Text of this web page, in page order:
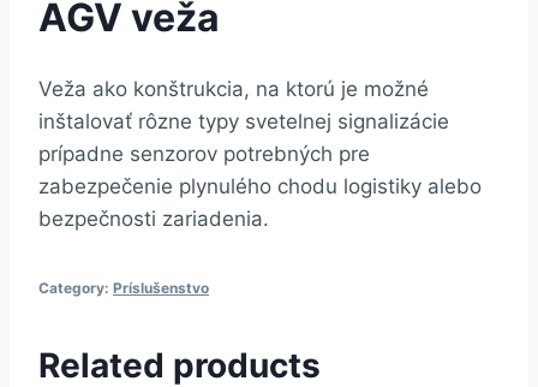
AGV veža
Veža ako konštrukcia, na ktorú je možné
inštalovať rôzne typy svetelnej signalizácie
prípadne senzorov potrebných pre
zabezpečenie plynulého chodu logistiky alebo
bezpečnosti zariadenia.
Category: Príslušenstvo
Related products